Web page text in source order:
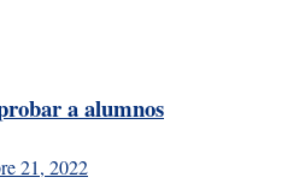
a alumnos
21, 2022